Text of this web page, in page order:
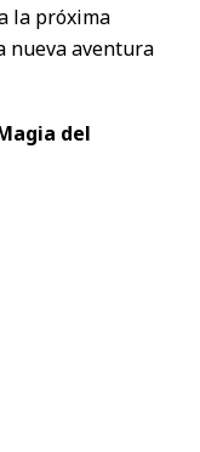
la próxima
nueva aventura
del